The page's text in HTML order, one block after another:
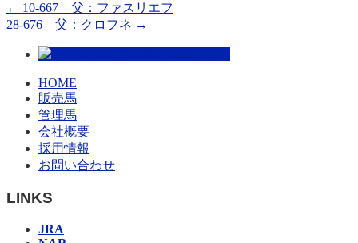
← 10-667 父：ファスリエフ
28-676 父：クロフネ →
HOME
販売馬
管理馬
会社概要
採用情報
お問い合わせ
LINKS
JRA